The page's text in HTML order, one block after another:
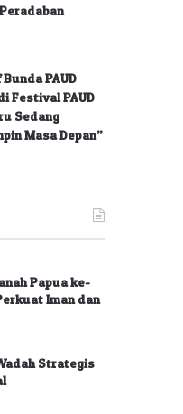
PAUD
Festival PAUD
Sedang
Masa Depan”
Papua ke-
Iman dan
Strategis